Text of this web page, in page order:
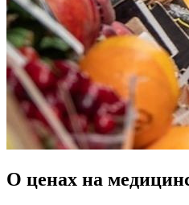
О ценах на